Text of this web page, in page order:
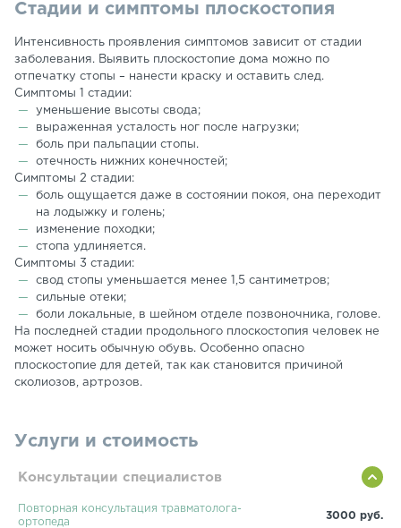
Стадии и симптомы плоскостопия
Интенсивность проявления симптомов зависит от стадии
заболевания. Выявить плоскостопие дома можно по
отпечатку стопы – нанести краску и оставить след.
Симптомы 1 стадии:
уменьшение высоты свода;
выраженная усталость ног после нагрузки;
боль при пальпации стопы.
отечность нижних конечностей;
Симптомы 2 стадии:
боль ощущается даже в состоянии покоя, она переходит
на лодыжку и голень;
изменение походки;
стопа удлиняется.
Симптомы 3 стадии:
свод стопы уменьшается менее 1,5 сантиметров;
сильные отеки;
боли локальные, в шейном отделе позвоночника, голове.
На последней стадии продольного плоскостопия человек не
может носить обычную обувь. Особенно опасно
плоскостопие для детей, так как становится причиной
сколиозов, артрозов.
Услуги и стоимость
Консультации специалистов
Повторная консультация травматолога-
ортопеда
3000 руб.